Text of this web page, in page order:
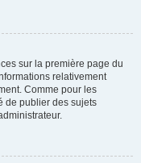
sur la première page du
relativement
Comme pour les
de publier des sujets